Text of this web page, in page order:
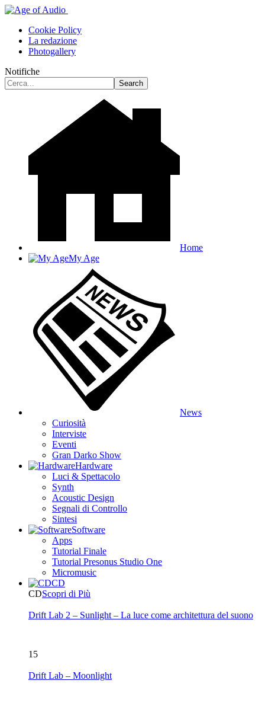
Cookie Policy
La redazione
Photogallery
Notifiche
Home
My Age
News
Curiosità
Interviste
Eventi
Gran Darko Show
Hardware
Luci & Spettacolo
Synth
Acoustic Design
Segnali di Controllo
Sintesi
Software
Apps
Tutorial Finale
Tutorial Presonus Studio One
Micromusic
CD
CDScopri di Più
Drift Lab 2 – Sunlight – La luce come architettura del suono
15
Drift Lab – Moonlight